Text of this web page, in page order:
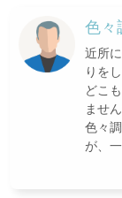
色々
近所
りを
どこ
ませ
色々
が、